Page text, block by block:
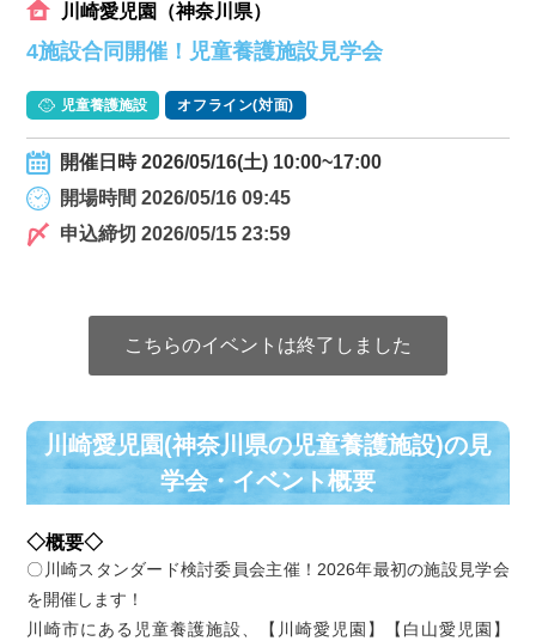
川崎愛児園（神奈川県）
4施設合同開催！児童養護施設見学会
児童養護施設 オフライン(対面)
開催日時 2026/05/16(土) 10:00~17:00
開場時間 2026/05/16 09:45
申込締切 2026/05/15 23:59
こちらのイベントは終了しました
川崎愛児園(神奈川県の児童養護施設)の⾒
学会・イベント概要
◇概要◇
〇川崎スタンダード検討委員会主催！2026年最初の施設見学会
を開催します！
川崎市にある児童養護施設、【川崎愛児園】【白山愛児園】